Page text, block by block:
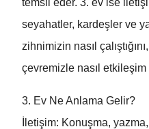
temsil eder. 3. ev ise
seyahatler, kardeşler ve
zihnimizin nasıl
çevremizle nasıl
3. Ev Ne Anlama Gelir?
İletişim: Konuşma,